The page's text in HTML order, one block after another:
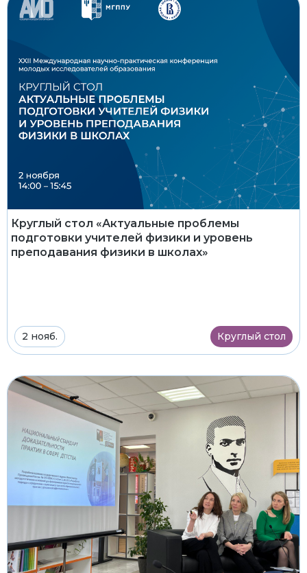
Круглый стол «Актуальные проблемы
подготовки учителей физики и уровень
преподавания физики в школах»
2 нояб. Круглый стол